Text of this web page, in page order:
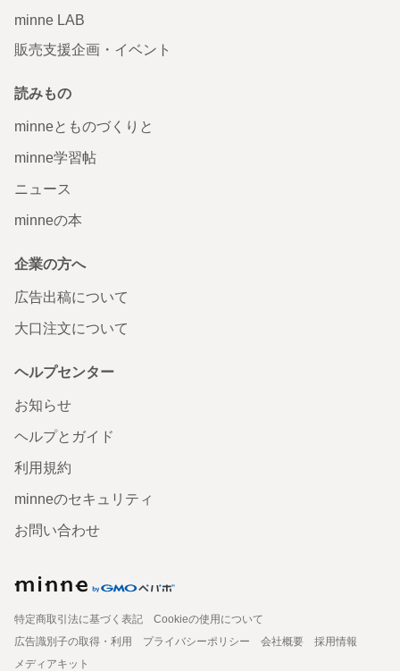
minne LAB
販売支援企画・イベント
読みもの
minneとものづくりと
minne学習帖
ニュース
minneの本
企業の方へ
広告出稿について
大口注文について
ヘルプセンター
お知らせ
ヘルプとガイド
利用規約
minneのセキュリティ
お問い合わせ
特定商取引法に基づく表記
Cookieの使用について
広告識別子の取得・利用
プライバシーポリシー 会社概要
採用情報
メディアキット